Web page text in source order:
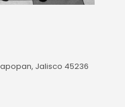
Jalisco 45236